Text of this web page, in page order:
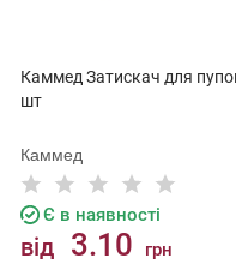
Каммед Затискач для
шт
Каммед
Є в наявності
від 3.10 грн